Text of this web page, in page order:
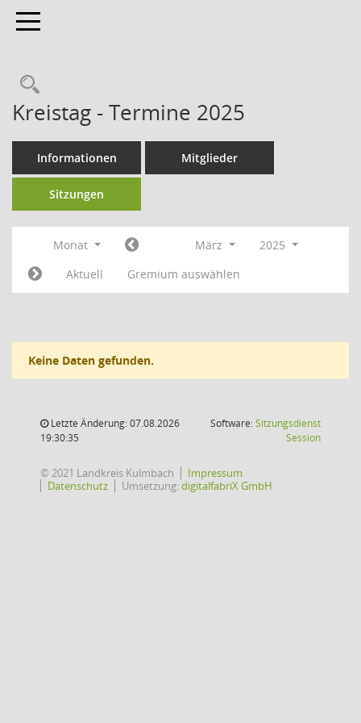
Toggle navigation
Kreistag - Termine 2025
Informationen Mitglieder
Sitzungen
Monat März
2025
Aktuell
Gremium auswählen
Keine Daten gefunden.
Letzte Änderung: 07.08.2026
19:30:35
Software:Sitzungsdienst
Session(Wird in
© 2021 Landkreis Kulmbach
Impressum
Datenschutz
Umsetzung:digitalfabriX GmbH